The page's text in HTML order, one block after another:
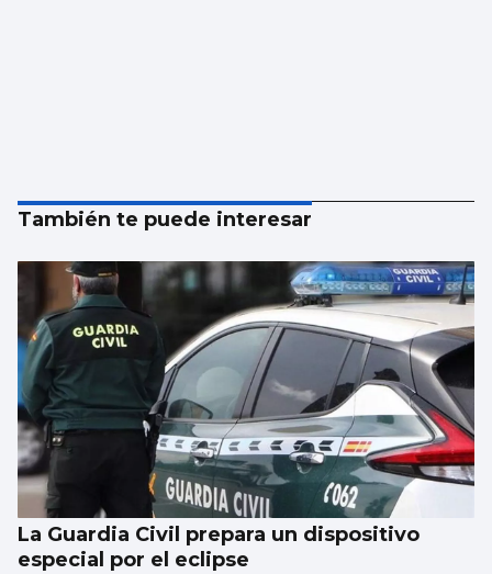
También te puede interesar
La Guardia Civil prepara un dispositivo
especial por el eclipse